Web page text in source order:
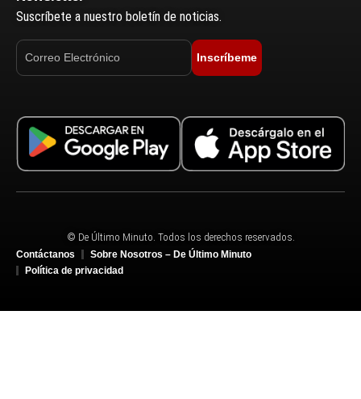
Suscríbete a nuestro boletín de noticias.
Inscríbeme
© De Último Minuto. Todos los derechos reservados.
Contáctanos
Sobre Nosotros – De Último Minuto
Política de privacidad